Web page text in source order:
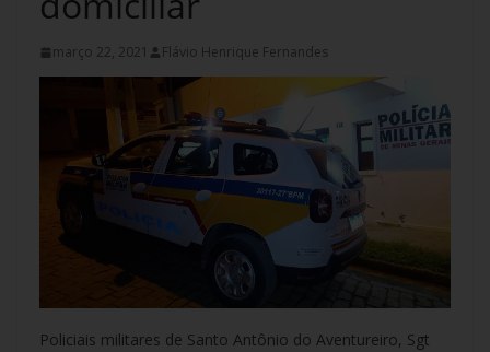
março 22, 2021 Flávio Henrique Fernandes
Policiais militares de Santo Antônio do Aventureiro, Sgt